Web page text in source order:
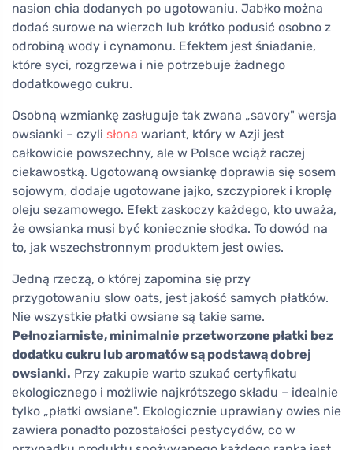
nasion chia dodanych po ugotowaniu. Jabłko można
dodać surowe na wierzch lub krótko podusić osobno z
odrobiną wody i cynamonu. Efektem jest śniadanie,
które syci, rozgrzewa i nie potrzebuje żadnego
dodatkowego cukru.
Osobną wzmiankę zasługuje tak zwana „savory" wersja
owsianki – czyli słona wariant, który w Azji jest
całkowicie powszechny, ale w Polsce wciąż raczej
ciekawostką. Ugotowaną owsiankę doprawia się sosem
sojowym, dodaje ugotowane jajko, szczypiorek i kroplę
oleju sezamowego. Efekt zaskoczy każdego, kto uważa,
że owsianka musi być koniecznie słodka. To dowód na
to, jak wszechstronnym produktem jest owies.
Jedną rzeczą, o której zapomina się przy
przygotowaniu slow oats, jest jakość samych płatków.
Nie wszystkie płatki owsiane są takie same.
Pełnoziarniste, minimalnie przetworzone płatki bez
dodatku cukru lub aromatów są podstawą dobrej
owsianki. Przy zakupie warto szukać certyfikatu
ekologicznego i możliwie najkrótszego składu – idealnie
tylko „płatki owsiane". Ekologicznie uprawiany owies nie
zawiera ponadto pozostałości pestycydów, co w